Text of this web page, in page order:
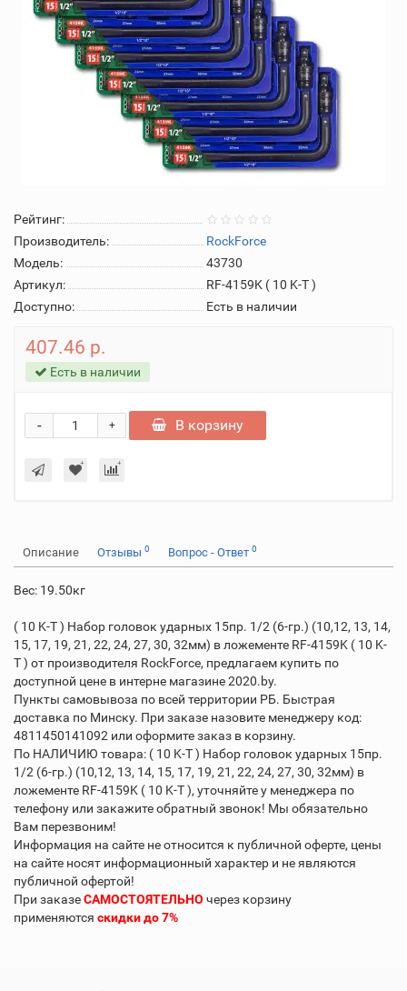
Рейтинг:
Производитель:
RockForce
Модель:
43730
Артикул:
RF-4159K ( 10 K-T )
Доступно:
Есть в наличии
407.46 р.
Есть в наличии
+
- В корзину
Описание Отзывы 0 Вопрос - Ответ 0
Вес: 19.50кг
( 10 K-T ) Набор головок ударных 15пр. 1/2 (6-гр.) (10,12, 13, 14,
15, 17, 19, 21, 22, 24, 27, 30, 32мм) в ложементе RF-4159K ( 10 K-
T ) от производителя RockForce, предлагаем купить по
доступной цене в интерне магазине 2020.by.
Пункты самовывоза по всей территории РБ. Быстрая
доставка по Минску. При заказе назовите менеджеру код:
4811450141092 или оформите заказ в корзину.
По НАЛИЧИЮ товара: ( 10 K-T ) Набор головок ударных 15пр.
1/2 (6-гр.) (10,12, 13, 14, 15, 17, 19, 21, 22, 24, 27, 30, 32мм) в
ложементе RF-4159K ( 10 K-T ), уточняйте у менеджера по
телефону или закажите обратный звонок! Мы обязательно
Вам перезвоним!
Информация на сайте не относится к публичной оферте, цены
на сайте носят информационный характер и не являются
публичной офертой!
При заказеСАМОСТОЯТЕЛЬНО через корзину
применяются скидки до 7%